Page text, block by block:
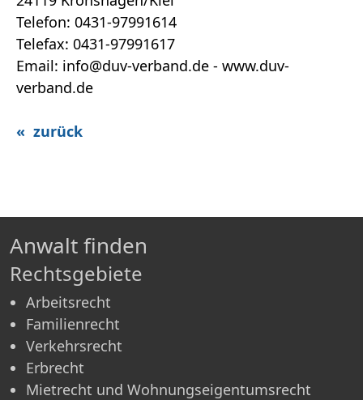
Telefon: 0431-97991614
Telefax: 0431-97991617
Email: info@duv-verband.de - www.duv-
verband.de
« zurück
Anwalt finden
Rechtsgebiete
Arbeitsrecht
Familienrecht
Verkehrsrecht
Erbrecht
Mietrecht und Wohnungseigentumsrecht